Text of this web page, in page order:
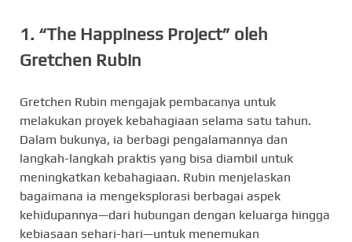
1. “The Happiness Project” oleh
Gretchen Rubin
Gretchen Rubin mengajak pembacanya untuk
melakukan proyek kebahagiaan selama satu tahun.
Dalam bukunya, ia berbagi pengalamannya dan
langkah-langkah praktis yang bisa diambil untuk
meningkatkan kebahagiaan. Rubin menjelaskan
bagaimana ia mengeksplorasi berbagai aspek
kehidupannya—dari hubungan dengan keluarga hingga
kebiasaan sehari-hari—untuk menemukan